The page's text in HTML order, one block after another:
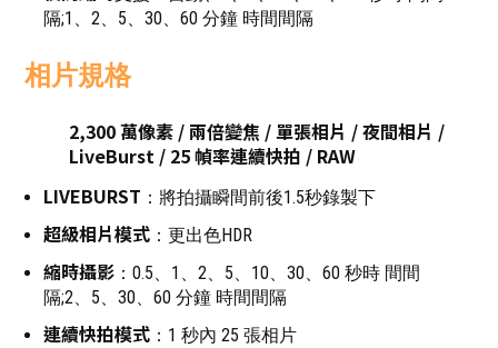
隔;1、2、5、30、60 分鐘 時間間隔
相片規格
2,300 萬像素 / 兩倍變焦 / 單張相片 / 夜間相片 /
LiveBurst / 25 幀率連續快拍 / RAW
LIVEBURST ：將拍攝瞬間前後1.5秒錄製下
超級相片模式 ：更出色HDR
縮時攝影 ：0.5、1、2、5、10、30、60 秒時 間間
隔;2、5、30、60 分鐘 時間間隔
連續快拍模式 ：1 秒內 25 張相片